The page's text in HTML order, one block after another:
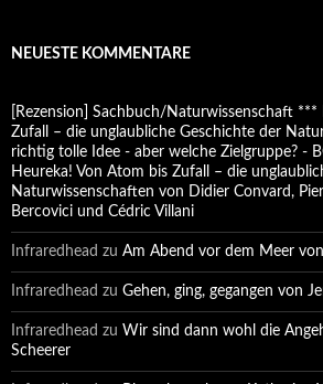
NEUESTE KOMMENTARE
[Rezension] Sachbuch/Naturwissenschaft
Zufall – die unglaubliche Geschichte der
richtig tolle Idee - aber welche Zielgruppe? -
Heureka! Von Atom bis Zufall – die
Naturwissenschaften von Didier Convard,
Bercovici und Cédric Villani
Infraredhead zu Am Abend vor dem Meer
Infraredhead zu Gehen, ging, gegangen von
Infraredhead zu Wir sind dann wohl die
Scheerer